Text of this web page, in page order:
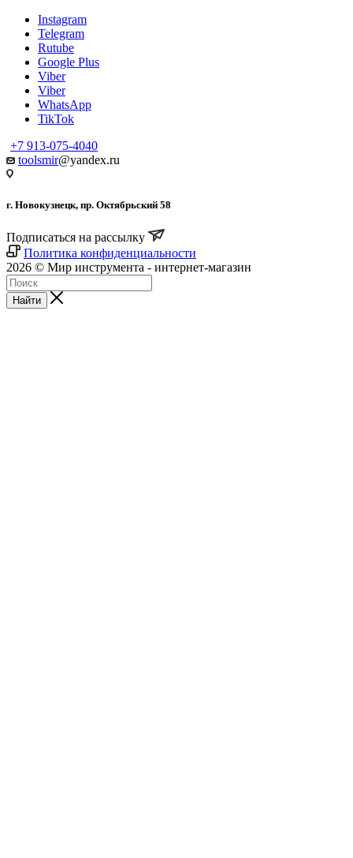
Instagram
Telegram
Rutube
Google Plus
Viber
Viber
WhatsApp
TikTok
+7 913-075-4040
toolsmir@yandex.ru
г. Новокузнецк, пр. Октябрьский 58
Подписаться на рассылку
Политика конфиденциальности
2026 © Мир инструмента - интернет-магазин
Найти